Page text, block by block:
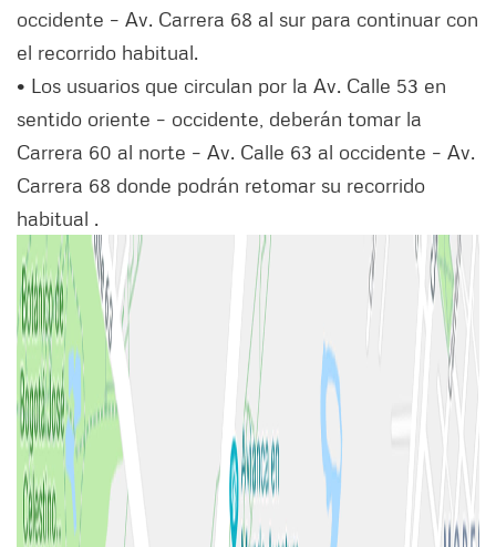
occidente – Av. Carrera 68 al sur para continuar con
el recorrido habitual.
• Los usuarios que circulan por la Av. Calle 53 en
sentido oriente – occidente, deberán tomar la
Carrera 60 al norte – Av. Calle 63 al occidente – Av.
Carrera 68 donde podrán retomar su recorrido
habitual .